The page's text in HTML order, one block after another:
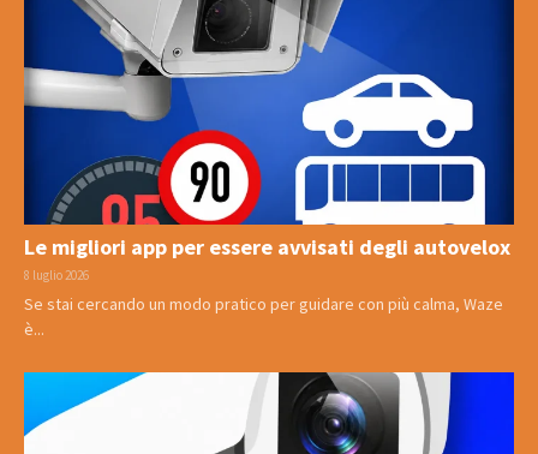
Le migliori app per essere avvisati degli autovelox
8 luglio 2026
Se stai cercando un modo pratico per guidare con più calma, Waze
è...